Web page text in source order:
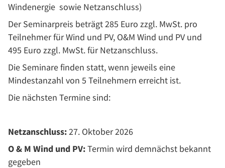
Windenergie sowie Netzanschluss)
Der Seminarpreis beträgt 285 Euro zzgl. MwSt. pro
Teilnehmer für Wind und PV, O&M Wind und PV und
495 Euro zzgl. MwSt. für Netzanschluss.
Die Seminare finden statt, wenn jeweils eine
Mindestanzahl von 5 Teilnehmern erreicht ist.
Die nächsten Termine sind:
Netzanschluss:27. Oktober 2026
O & M Wind und PV:Termin wird demnächst bekannt
gegeben